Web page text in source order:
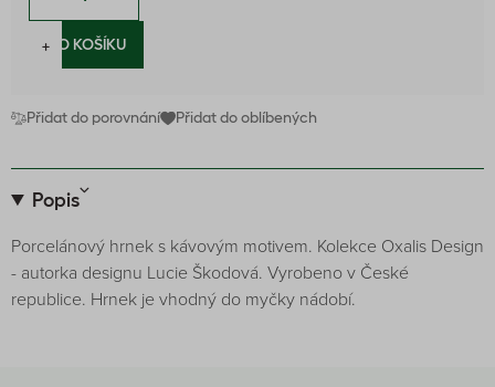
−
+DO KOŠÍKU
Přidat do porovnání Přidat do oblíbených
Popis
Porcelánový hrnek s kávovým motivem. Kolekce Oxalis Design
- autorka designu Lucie Škodová. Vyrobeno v České
republice. Hrnek je vhodný do myčky nádobí.